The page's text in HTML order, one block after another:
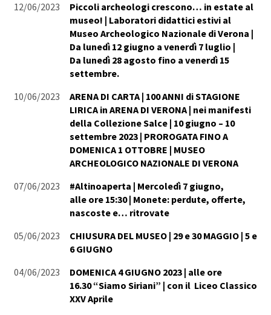
12/06/2023
Piccoli archeologi crescono… in estate al
museo! | Laboratori didattici estivi al
Museo Archeologico Nazionale di Verona |
Da lunedì 12 giugno a venerdì 7 luglio |
Da lunedì 28 agosto fino a venerdì 15
settembre.
10/06/2023
ARENA DI CARTA | 100 ANNI di STAGIONE
LIRICA in ARENA DI VERONA | nei manifesti
della Collezione Salce | 10 giugno – 10
settembre 2023 | PROROGATA FINO A
DOMENICA 1 OTTOBRE | MUSEO
ARCHEOLOGICO NAZIONALE DI VERONA
07/06/2023
#Altinoaperta | Mercoledì 7 giugno,
alle ore 15:30 | Monete: perdute, offerte,
nascoste e… ritrovate
05/06/2023
CHIUSURA DEL MUSEO | 29 e 30 MAGGIO | 5 e
6 GIUGNO
04/06/2023
DOMENICA 4 GIUGNO 2023 | alle ore
16.30 “Siamo Siriani” | con il Liceo Classico
XXV Aprile